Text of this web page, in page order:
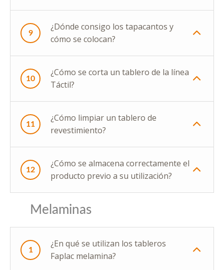
9
¿Dónde consigo los tapacantos y
cómo se colocan?
10
¿Cómo se corta un tablero de la línea
Táctil?
11
¿Cómo limpiar un tablero de
revestimiento?
12
¿Cómo se almacena correctamente el
producto previo a su utilización?
Melaminas
1
¿En qué se utilizan los tableros
Faplac melamina?